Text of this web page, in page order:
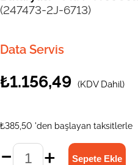
(247473-2J-6713)
Data Servis
₺1.156,49 (KDV Dahil)
₺385,50 'den başlayan taksitlerle